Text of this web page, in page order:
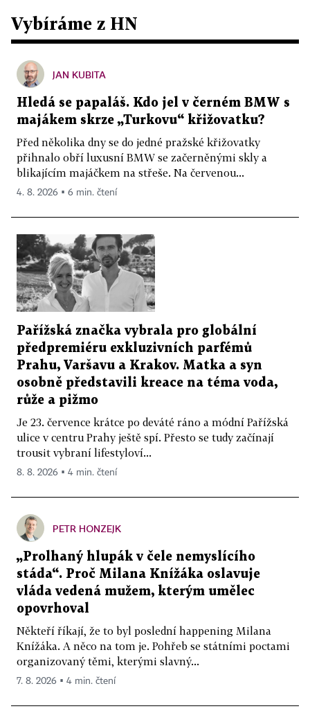
Vybíráme z HN
JAN KUBITA
Hledá se papaláš. Kdo jel v černém BMW s
majákem skrze „Turkovu“ křižovatku?
Před několika dny se do jedné pražské křižovatky
přihnalo obří luxusní BMW se začerněnými skly a
blikajícím majáčkem na střeše. Na červenou...
4. 8. 2026 ▪ 6 min. čtení
Pařížská značka vybrala pro globální
předpremiéru exkluzivních parfémů
Prahu, Varšavu a Krakov. Matka a syn
osobně představili kreace na téma voda,
růže a pižmo
Je 23. července krátce po deváté ráno a módní Pařížská
ulice v centru Prahy ještě spí. Přesto se tudy začínají
trousit vybraní lifestyloví...
8. 8. 2026 ▪ 4 min. čtení
PETR HONZEJK
„Prolhaný hlupák v čele nemyslícího
stáda“. Proč Milana Knížáka oslavuje
vláda vedená mužem, kterým umělec
opovrhoval
Někteří říkají, že to byl poslední happening Milana
Knížáka. A něco na tom je. Pohřeb se státními poctami
organizovaný těmi, kterými slavný...
7. 8. 2026 ▪ 4 min. čtení